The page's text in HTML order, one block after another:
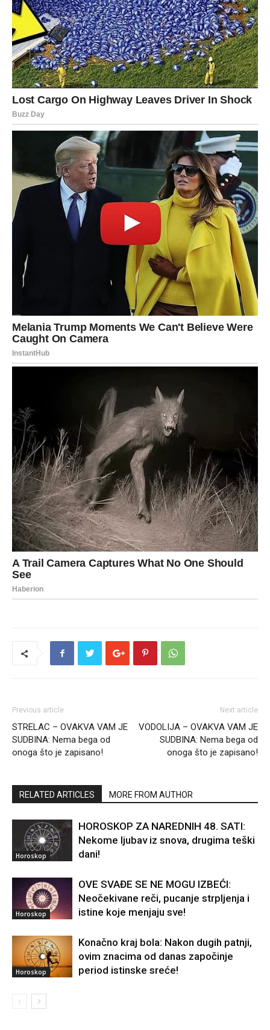
Previous article
STRELAC – OVAKVA VAM JE
SUDBINA: Nema bega od
onoga što je zapisano!
Next article
VODOLIJA – OVAKVA VAM JE
SUDBINA: Nema bega od
onoga što je zapisano!
RELATED ARTICLES MORE FROM AUTHOR
Horoskop
HOROSKOP ZA NAREDNIH 48. SATI:
Nekome ljubav iz snova, drugima teški
dani!
Horoskop
OVE SVAĐE SE NE MOGU IZBEĆI:
Neočekivane reči, pucanje strpljenja i
istine koje menjaju sve!
Horoskop
Konačno kraj bola: Nakon dugih patnji,
ovim znacima od danas započinje
period istinske sreće!